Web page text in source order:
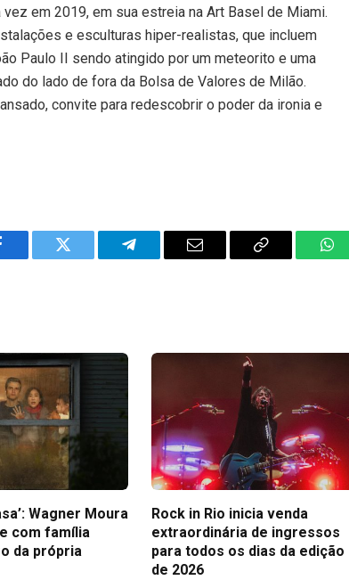
em 2019, em sua estreia na Art Basel de Miami.
e esculturas hiper-realistas, que incluem
Paulo II sendo atingido por um meteorito e uma
do lado de fora da Bolsa de Valores de Milão.
convite para redescobrir o poder da ironia e
Twitter Telegram Email
Copy
Wagner Moura
com família
da própria
Rock in Rio inicia venda
extraordinária de ingressos
para todos os dias da edição
de 2026